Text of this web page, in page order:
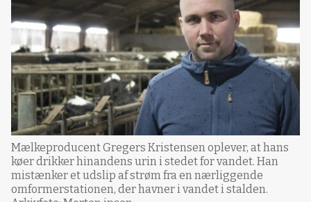
Mælkeproducent Gregers Kristensen oplever, at hans
køer drikker hinandens urin i stedet for vandet. Han
mistænker et udslip af strøm fra en nærliggende
omformerstationen, der havner i vandet i stalden.